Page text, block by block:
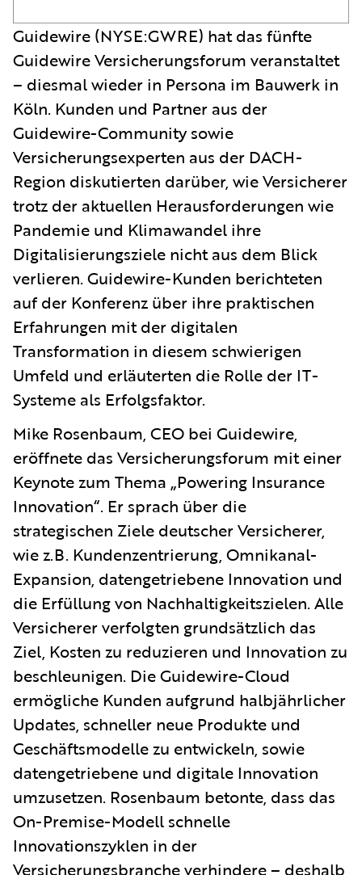
Guidewire (NYSE:GWRE) hat das fünfte
Guidewire Versicherungsforum veranstaltet
– diesmal wieder in Persona im Bauwerk in
Köln. Kunden und Partner aus der
Guidewire-Community sowie
Versicherungsexperten aus der DACH-
Region diskutierten darüber, wie Versicherer
trotz der aktuellen Herausforderungen wie
Pandemie und Klimawandel ihre
Digitalisierungsziele nicht aus dem Blick
verlieren. Guidewire-Kunden berichteten
auf der Konferenz über ihre praktischen
Erfahrungen mit der digitalen
Transformation in diesem schwierigen
Umfeld und erläuterten die Rolle der IT-
Systeme als Erfolgsfaktor.
Mike Rosenbaum, CEO bei Guidewire,
eröffnete das Versicherungsforum mit einer
Keynote zum Thema „Powering Insurance
Innovation“. Er sprach über die
strategischen Ziele deutscher Versicherer,
wie z.B. Kundenzentrierung, Omnikanal-
Expansion, datengetriebene Innovation und
die Erfüllung von Nachhaltigkeitszielen. Alle
Versicherer verfolgten grundsätzlich das
Ziel, Kosten zu reduzieren und Innovation zu
beschleunigen. Die Guidewire-Cloud
ermögliche Kunden aufgrund halbjährlicher
Updates, schneller neue Produkte und
Geschäftsmodelle zu entwickeln, sowie
datengetriebene und digitale Innovation
umzusetzen. Rosenbaum betonte, dass das
On-Premise-Modell schnelle
Innovationszyklen in der
Versicherungsbranche verhindere – deshalb